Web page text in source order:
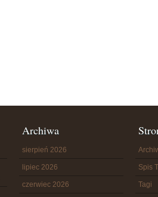
Archiwa
sierpień 2026
lipiec 2026
czerwiec 2026
Spis
Tagi